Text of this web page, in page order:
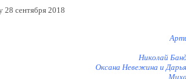
Николай
Оксана Невежина и